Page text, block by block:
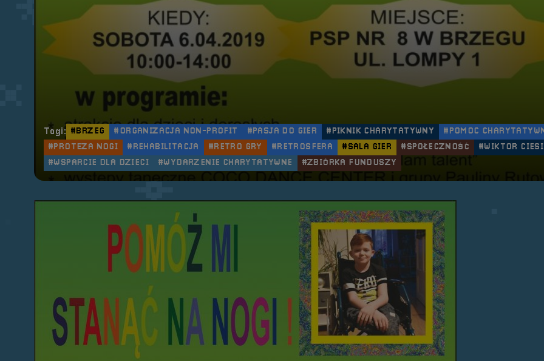
Tagi: #BRZEG #ORGANIZACJA NON-PROFIT #PASJA DO GIER #PIKNIK CHARYTATYWNY
#POMOC
#PROTEZA NOGI
#REHABILITACJA #RETRO GRY #RETROSFERA #SALA GIER #SPOŁECZNOŚĆ
#WIKTOR
#WSPARCIE DLA DZIECI
#WYDARZENIE CHARYTATYWNE #ZBIÓRKA FUNDUSZY